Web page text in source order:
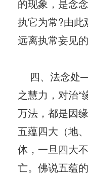
的现象，是念
执它为常?由此
远离执常妄见的
四、法念处
之慧力，对治“
万法，都是因
五蕴四大（地
体，一旦四大
亡。佛说五蕴